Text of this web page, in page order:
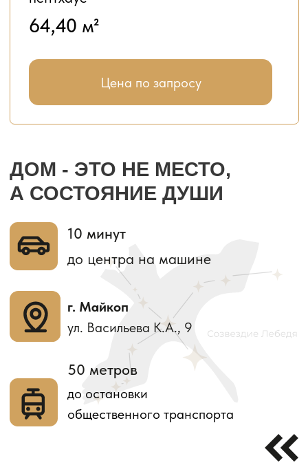
ИТ-ипотека
Материнский капитал
Предоставим беспроцентную
на индивидуальных условиях
Поможем выгодно использовать
материнский капитал при покупке
квартиры